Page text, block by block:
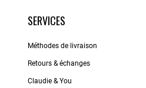
SERVICES
Méthodes de livraison
Retours & échanges
Claudie & You